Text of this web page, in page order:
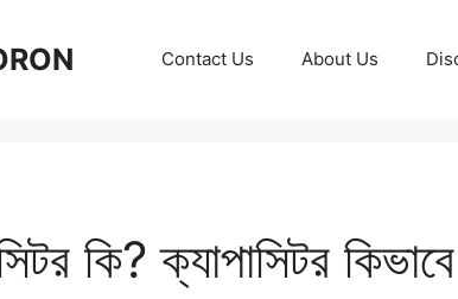
Contact Us About Us
কি? ক্যাপাসিটর